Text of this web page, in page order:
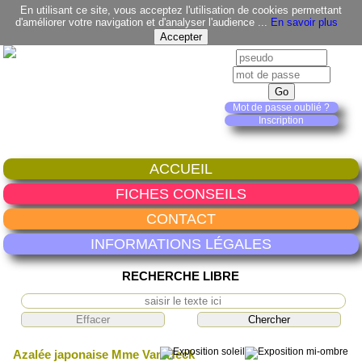
En utilisant ce site, vous acceptez l'utilisation de cookies permettant
d'améliorer votre navigation et d'analyser l'audience ... En savoir plus
Mot de passe oublié ?
Inscription
ACCUEIL
FICHES CONSEILS
CONTACT
INFORMATIONS LÉGALES
RECHERCHE LIBRE
Azalée japonaise Mme Van Heck